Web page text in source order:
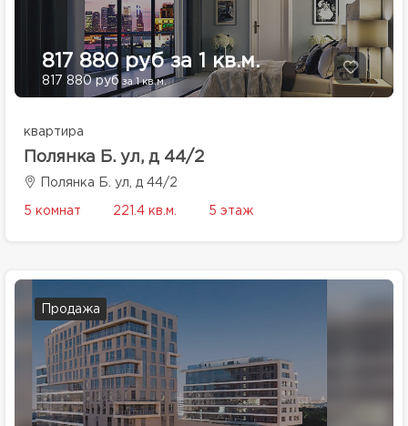
817 880 руб за 1 кв.м.
817 880 руб за 1 кв.м.
квартира
Полянка Б. ул, д 44/2
Полянка Б. ул, д 44/2
5 комнат 221.4 кв.м. 5 этаж
Продажа